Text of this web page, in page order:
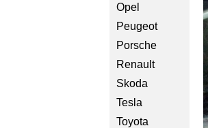
Opel
Peugeot
Porsche
Renault
Skoda
Tesla
Toyota